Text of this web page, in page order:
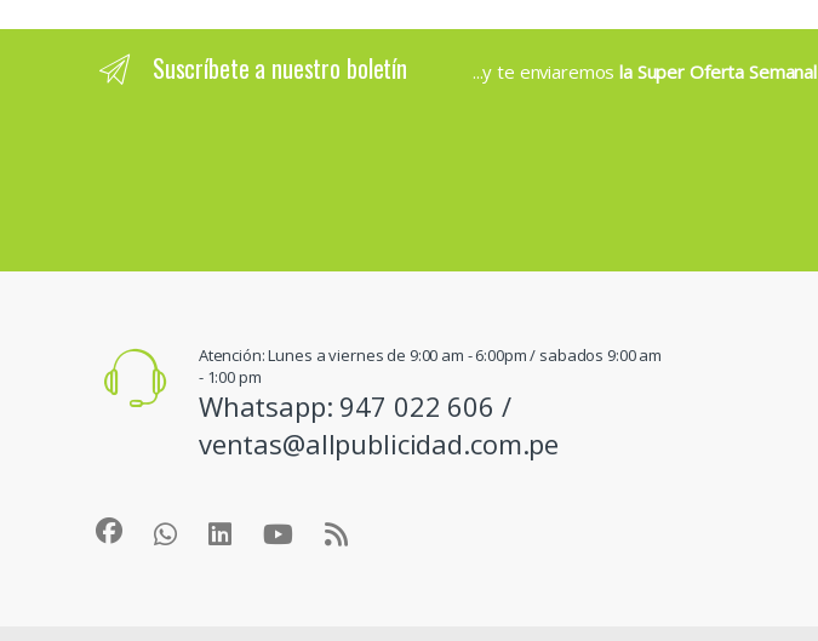
Suscríbete a nuestro boletín ...y te enviaremosla Super Oferta Semanal
Atención: Lunes a viernes de 9:00 am - 6:00pm / sabados 9:00 am
- 1:00 pm
Whatsapp: 947 022 606 /
ventas@allpublicidad.com.pe